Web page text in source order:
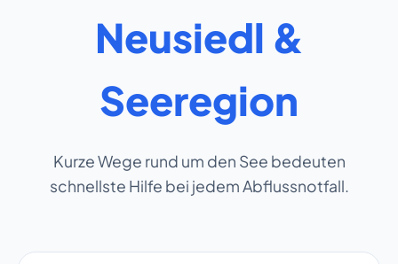
Neusiedl &
Seeregion
Kurze Wege rund um den See bedeuten
schnellste Hilfe bei jedem Abflussnotfall.